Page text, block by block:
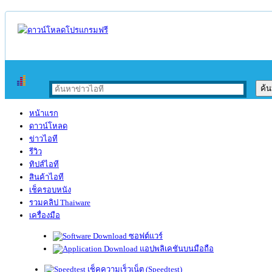
หน้าแรก
ดาวน์โหลด
ข่าวไอที
รีวิว
ทิปส์ไอที
สินค้าไอที
เช็ครอบหนัง
รวมคลิป Thaiware
เครื่องมือ
ซอฟต์แวร์
แอปพลิเคชันบนมือถือ
เช็คความเร็วเน็ต (Speedtest)